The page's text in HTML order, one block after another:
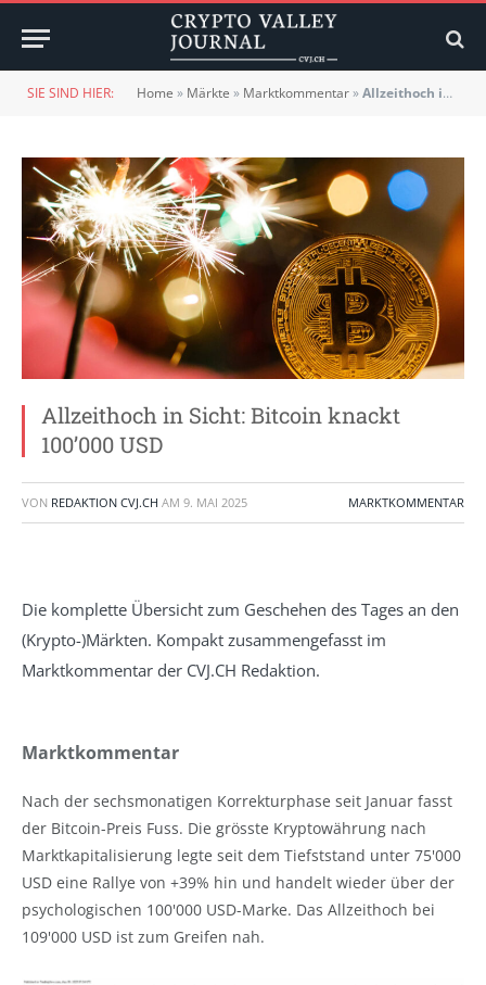
SIE SIND HIER: Home » Märkte » Marktkommentar»Allzeithoch in Sicht: Bitcoin knackt 100’000 USD
Allzeithoch in Sicht: Bitcoin knackt
100’000 USD
VON REDAKTION CVJ.CH AM 9. MAI 2025 MARKTKOMMENTAR
Die komplette Übersicht zum Geschehen des Tages an den
(Krypto-)Märkten. Kompakt zusammengefasst im
Marktkommentar der CVJ.CH Redaktion.
Marktkommentar
Nach der sechsmonatigen Korrekturphase seit Januar fasst
der Bitcoin-Preis Fuss. Die grösste Kryptowährung nach
Marktkapitalisierung legte seit dem Tiefststand unter 75'000
USD eine Rallye von +39% hin und handelt wieder über der
psychologischen 100'000 USD-Marke. Das Allzeithoch bei
109'000 USD ist zum Greifen nah.